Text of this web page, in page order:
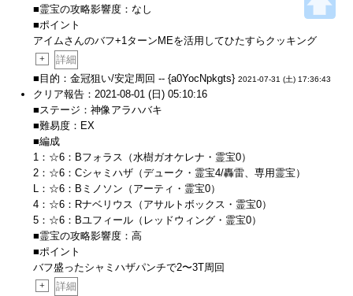
■霊宝の攻略影響度：なし
■ポイント
アイムさんのバフ+1ターンMEを活用してひたすらクッキング
+
詳細
■目的：金冠狙い/安定周回 -- {a0YocNpkgts} 2021-07-31 (土) 17:36:43
クリア報告：2021-08-01 (日) 05:10:16
■ステージ：神像アラハバキ
■難易度：EX
■編成
1：☆6：Bフォラス（水樹ガオケレナ・霊宝0）
2：☆6：Cシャミハザ（デューク・霊宝4/轟雷、専用霊宝）
L：☆6：Bミノソン（アーティ・霊宝0）
4：☆6：Rナベリウス（アサルトボックス・霊宝0）
5：☆6：Bユフィール（レッドウィング・霊宝0）
■霊宝の攻略影響度：高
■ポイント
バフ盛ったシャミハザパンチで2〜3T周回
+
詳細